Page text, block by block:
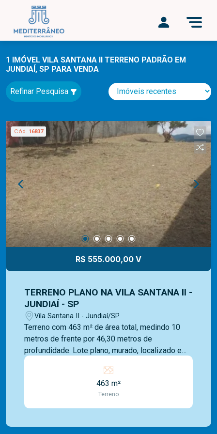
1 IMÓVEL VILA SANTANA II TERRENO PADRÃO EM
JUNDIAÍ, SP PARA VENDA
Refinar Pesquisa
Cód. 16837
R$ 555.000,00 V
TERRENO PLANO NA VILA SANTANA II -
JUNDIAÍ - SP
Vila Santana II - Jundiaí/SP
Terreno com 463 m² de área total, medindo 10
metros de frente por 46,30 metros de
profundidade. Lote plano, murado, localizado em
área urbanizada, com acesso a infraestrutura
localizado na cidade de Jundiaí, no estado de
São Paulo. Faz parte da malha urbana da cidade e
conta com cerca de 17 ruas e estabelecimentos
463 m²
Terreno